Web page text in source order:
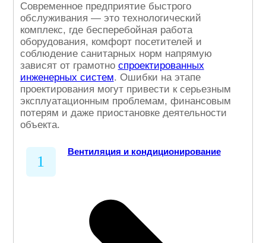
Современное предприятие быстрого
обслуживания — это технологический
комплекс, где бесперебойная работа
оборудования, комфорт посетителей и
соблюдение санитарных норм напрямую
зависят от грамотно спроектированных
инженерных систем. Ошибки на этапе
проектирования могут привести к серьезным
эксплуатационным проблемам, финансовым
потерям и даже приостановке деятельности
объекта.
1
Вентиляция и кондиционирование